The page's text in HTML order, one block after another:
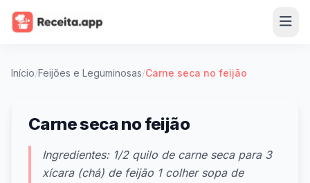
Início/Feijões e Leguminosas/Carne seca no feijão
Carne seca no feijão
Ingredientes: 1/2 quilo de carne seca para 3
xícara (chá) de feijão 1 colher sopa de